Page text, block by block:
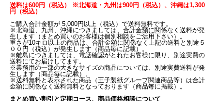
送料は600円（税込） ※北海道・九州は900円（税込）、沖縄は1,300
円（税込）
ご購入合計金額が 5,000円以上（税込）で送料無料です。
※北海道、九州、沖縄につきましては、合計金額に関係なく送料が発
生します（まとめ買いのお客様は個別相談をご活用下さい）。
重さが10キロ以上の商品は、合計金額に関係なく上記の送料と別途５
００円（税込）が発生します（商品毎に記載）。
※離島につきましては、電話確認がとれたお客様に限り、別途実費の
送料にてお届けしてます。
※業務用の一部の大きなサイズの商品については、別途実費送料が発
生します（商品毎に記載）。
※送料無料と表示された商品（王子製紙グループ関連商品等）は合計
金額に関係なく送料無料となっております（商品毎に掲載）。
まとめ買い割引と定期コース、商品価格相談について